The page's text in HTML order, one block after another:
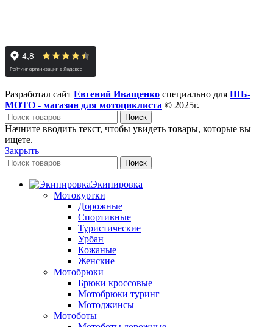
Разработал сайт Евгений Иващенко специально для ШБ-
МОТО - магазин для мотоциклиста © 2025г.
Поиск
Начните вводить текст, чтобы увидеть товары, которые вы
ищете.
Закрыть
Поиск
Экипировка
Мотокуртки
Дорожные
Спортивные
Туристические
Урбан
Кожаные
Женские
Мотобрюки
Брюки кроссовые
Мотобрюки туринг
Мотоджинсы
Мотоботы